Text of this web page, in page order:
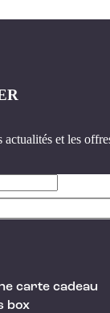
actualités et les
carte cadeau
box